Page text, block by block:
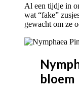
Al een tijdje in
wat “fake”
gewacht om ze
bloem